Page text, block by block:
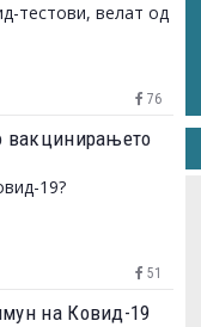
тестови, велат од
76
вакцинирањето
19?
51
на Ковид-19